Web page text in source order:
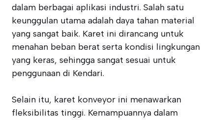
dalam berbagai aplikasi industri. Salah satu
keunggulan utama adalah daya tahan material
yang sangat baik. Karet ini dirancang untuk
menahan beban berat serta kondisi lingkungan
yang keras, sehingga sangat sesuai untuk
penggunaan di Kendari.
Selain itu, karet konveyor ini menawarkan
fleksibilitas tinggi. Kemampuannya dalam